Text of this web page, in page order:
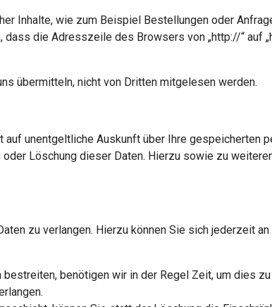
Inhalte, wie zum Beispiel Bestellungen oder
die Adresszeile des Browsers von „http://“ auf
übermitteln, nicht von Dritten mitgelesen werden.
unentgeltliche Auskunft über Ihre gespeicherten
Löschung dieser Daten. Hierzu sowie zu
zu verlangen. Hierzu können Sie sich jederzeit
benötigen wir in der Regel Zeit, um dies